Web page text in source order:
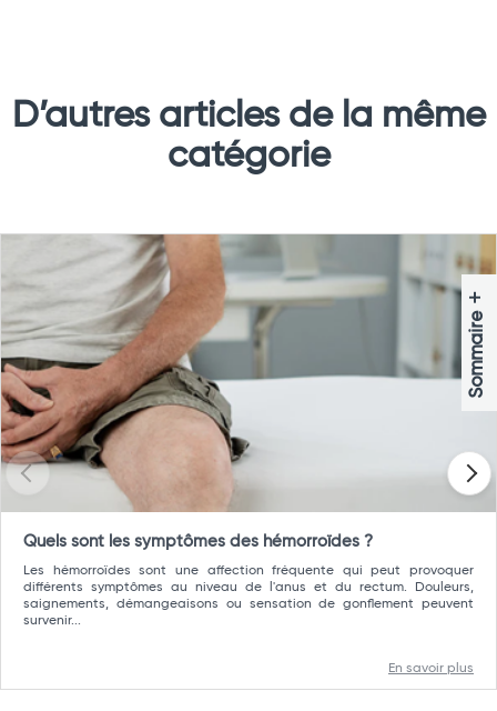
Sommaire
+
D’autres articles de la même
catégorie
Quels sont les symptômes des hémorroïdes ?
Les hémorroïdes sont une affection fréquente qui peut provoquer
différents symptômes au niveau de l'anus et du rectum. Douleurs,
saignements, démangeaisons ou sensation de gonflement peuvent
survenir...
En savoir plus